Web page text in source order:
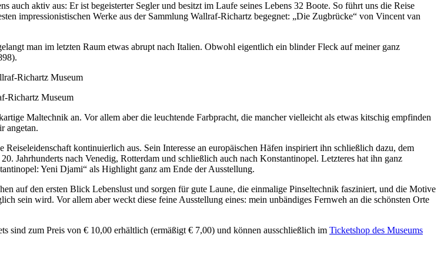
auch aktiv aus: Er ist begeisterter Segler und besitzt im Laufe seines Lebens 32 Boote. So führt uns die Reise
impressionistischen Werke aus der Sammlung Wallraf-Richartz begegnet: „Die Zugbrücke“ von Vincent van
man im letzten Raum etwas abrupt nach Italien. Obwohl eigentlich ein blinder Fleck auf meiner ganz
Richartz Museum
Maltechnik an. Vor allem aber die leuchtende Farbpracht, die mancher vielleicht als etwas kitschig empfinden
angetan.
kontinuierlich aus. Sein Interesse an europäischen Häfen inspiriert ihn schließlich dazu, dem
Jahrhunderts nach Venedig, Rotterdam und schließlich auch nach Konstantinopel. Letzteres hat ihn ganz
Yeni Djami“ als Highlight ganz am Ende der Ausstellung.
auf den ersten Blick Lebenslust und sorgen für gute Laune, die einmalige Pinseltechnik fasziniert, und die Motive
sein wird. Vor allem aber weckt diese feine Ausstellung eines: mein unbändiges Fernweh an die schönsten Orte
zum Preis von € 10,00 erhältlich (ermäßigt € 7,00) und können ausschließlich im Ticketshop des Museums